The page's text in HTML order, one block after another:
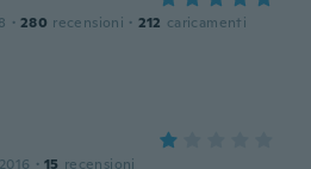
· 280 recensioni · 212 caricamenti
· 15 recensioni